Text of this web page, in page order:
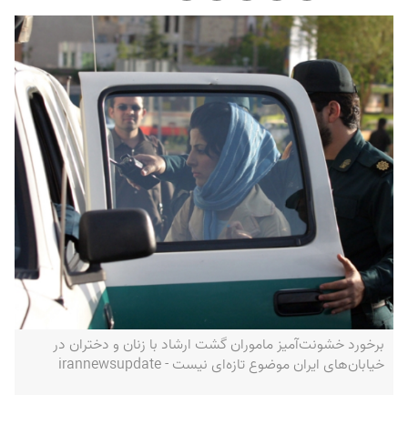
برخورد خشونت‌آمیز ماموران گشت ارشاد با زنان و دختران در
خیابان‌های ایران موضوع تازه‌ای نیست - irannewsupdate